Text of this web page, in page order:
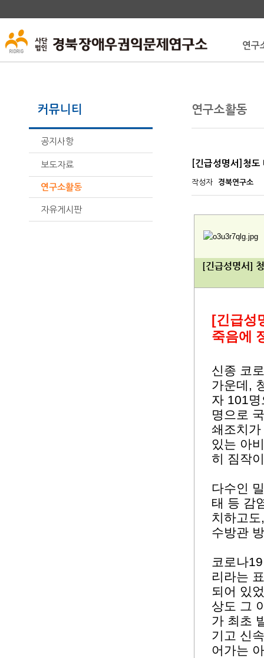
연구
커뮤니티
공지사항
보도자료
연구소활동
자유게시판
연구소활동
[긴급성명서]청
작성자 경북연구소
[긴급성명서]
[긴급성
죽음에
신종 코
가운데,
자 101
명으로
쇄조치
있는 아
히 짐작
다수인
태 등 감
치하고
수방관
코로나
리라는
되어 있
상도 그
가 최초
기고 신
어가는